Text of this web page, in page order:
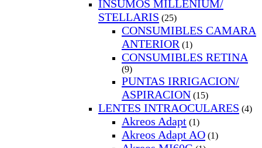
INSUMOS MILLENIUM/
STELLARIS (25)
CONSUMIBLES CAMARA
ANTERIOR (1)
CONSUMIBLES RETINA
(9)
PUNTAS IRRIGACION/
ASPIRACION (15)
LENTES INTRAOCULARES (4)
Akreos Adapt (1)
Akreos Adapt AO (1)